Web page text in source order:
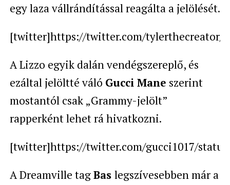
egy laza vállrándítással reagálta a jelölését.
[twitter]https://twitter.com/tylerthecreator/
A Lizzo egyik dalán vendégszereplő, és
ezáltal jelöltté váló Gucci Mane szerint
mostantól csak „Grammy-jelölt”
rapperként lehet rá hivatkozni.
[twitter]https://twitter.com/gucci1017/
A Dreamville tagBas legszívesebben már a